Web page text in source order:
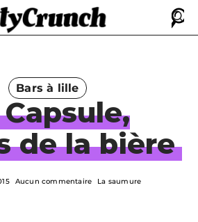
Bars à lille
de la bière
Aucun commentaire La saumure